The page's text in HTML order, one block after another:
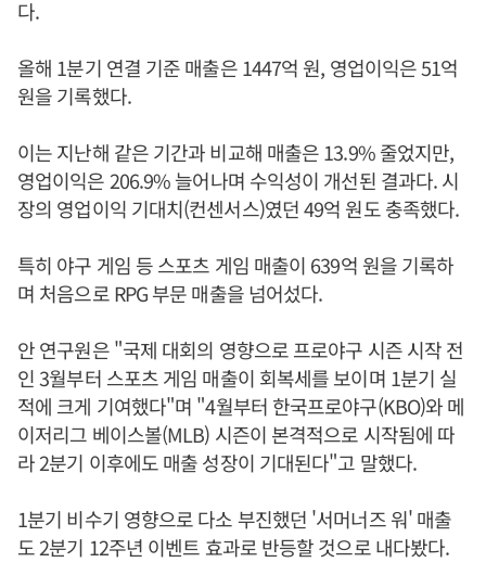
다.
올해 1분기 연결 기준 매출은 1447억 원, 영업이익은 51억
원을 기록했다.
이는 지난해 같은 기간과 비교해 매출은 13.9% 줄었지만,
영업이익은 206.9% 늘어나며 수익성이 개선된 결과다. 시
장의 영업이익 기대치(컨센서스)였던 49억 원도 충족했다.
특히 야구 게임 등 스포츠 게임 매출이 639억 원을 기록하
며 처음으로 RPG 부문 매출을 넘어섰다.
안 연구원은 "국제 대회의 영향으로 프로야구 시즌 시작 전
인 3월부터 스포츠 게임 매출이 회복세를 보이며 1분기 실
적에 크게 기여했다"며 "4월부터 한국프로야구(KBO)와 메
이저리그 베이스볼(MLB) 시즌이 본격적으로 시작됨에 따
라 2분기 이후에도 매출 성장이 기대된다"고 말했다.
1분기 비수기 영향으로 다소 부진했던 '서머너즈 워' 매출
도 2분기 12주년 이벤트 효과로 반등할 것으로 내다봤다.